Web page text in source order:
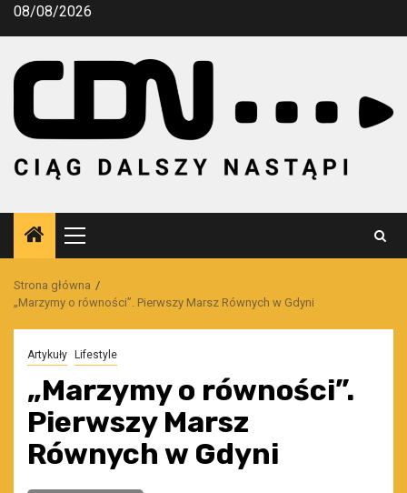
Przejdź
08/08/2026
Menu
główne
Strona główna
„Marzymy o równości”. Pierwszy Marsz Równych w Gdyni
Artykuły Lifestyle
„Marzymy o równości”.
Pierwszy Marsz
Równych w Gdyni